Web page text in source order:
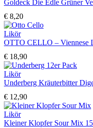
Goldeck Die Edle Grüner
€ 8,20
Likör
OTTO CELLO – Viennese
€ 18,90
Likör
Underberg Kräuterbitter
€ 12,90
Likör
Kleiner Klopfer Sour Mix